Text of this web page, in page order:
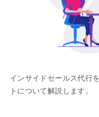
インサイドセールス代行
トについて解説します。